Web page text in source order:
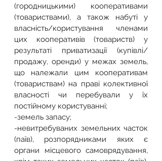
(городницькими) кооперативами
(товариствами), а також набуті у
власність/користування членами
цих кооперативів (товариств) у
результаті приватизації (купівлі/
продажу, оренди) у межах земель,
що належали цим кооперативам
(товариствам) на праві колективної
власності чи перебували у їх
постійному користуванні;
-земель запасу;
-невитребуваних земельних часток
(паїв), розпорядниками яких є
органи місцевого самоврядування,